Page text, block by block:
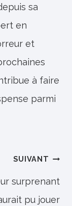
sa
en
et
à faire
parmi
SUIVANT
surprenant
pu jouer